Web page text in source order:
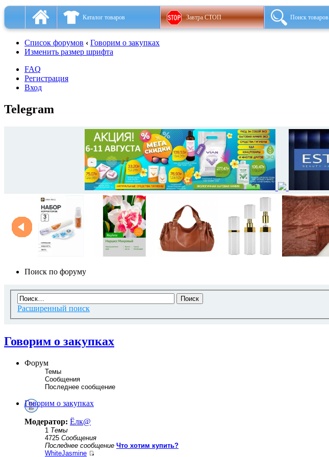
Каталог товаров Завтра СТОП Поиск товаров
Список форумов ‹ Говорим о закупках
Изменить размер шрифта
FAQ
Регистрация
Вход
Telegram
Поиск по форуму
Расширенный поиск
Говорим о закупках
Форум
Темы
Сообщения
Последнее сообщение
Говорим о закупках
Модератор: Ёлк@
1 Темы
4725 Сообщения
Последнее сообщение Что хотим купить?
WhiteJasmine